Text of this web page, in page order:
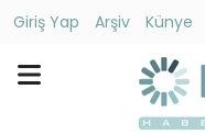
Giriş Yap Arşiv
Künye